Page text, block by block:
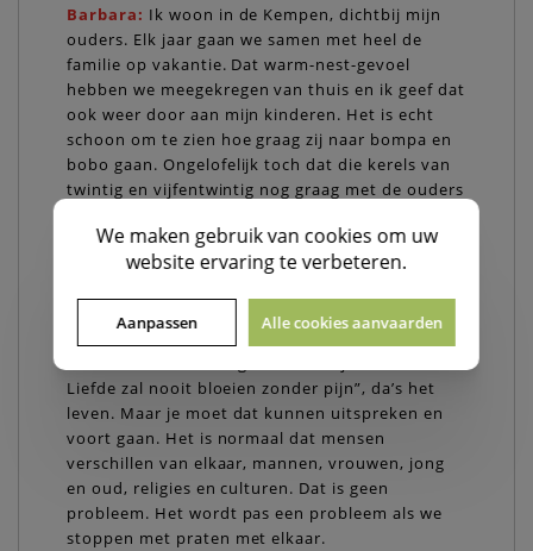
Barbara: Ik woon in de Kempen, dichtbij mijn
ouders. Elk jaar gaan we samen met heel de
familie op vakantie. Dat warm-nest-gevoel
hebben we meegekregen van thuis en ik geef dat
ook weer door aan mijn kinderen. Het is echt
schoon om te zien hoe graag zij naar bompa en
bobo gaan. Ongelofelijk toch dat die kerels van
twintig en vijfentwintig nog graag met de ouders
tussen de verschillende generaties is heel
belangrijk in ons leven. Wij leven niet naast
natuurlijk hebben wij soms ook
Liefde zal nooit bloeien zonder pijn”, da’s het
leven. Maar je moet dat kunnen uitspreken en
voort gaan. Het is normaal dat mensen
verschillen van elkaar, mannen, vrouwen, jong
en oud, religies en culturen. Dat is geen
probleem. Het wordt pas een probleem als we
stoppen met praten met elkaar.
We maken gebruik van cookies om uw
website ervaring te verbeteren.
Aanpassen Alle cookies aanvaarden